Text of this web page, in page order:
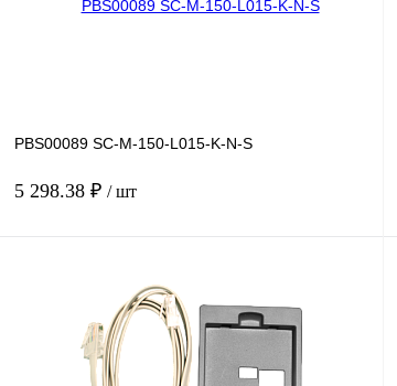
PBS00089 SC-M-150-L015-K-N-S
5 298.38 ₽ / шт
Купить в 1 клик
В избранное Под заказ